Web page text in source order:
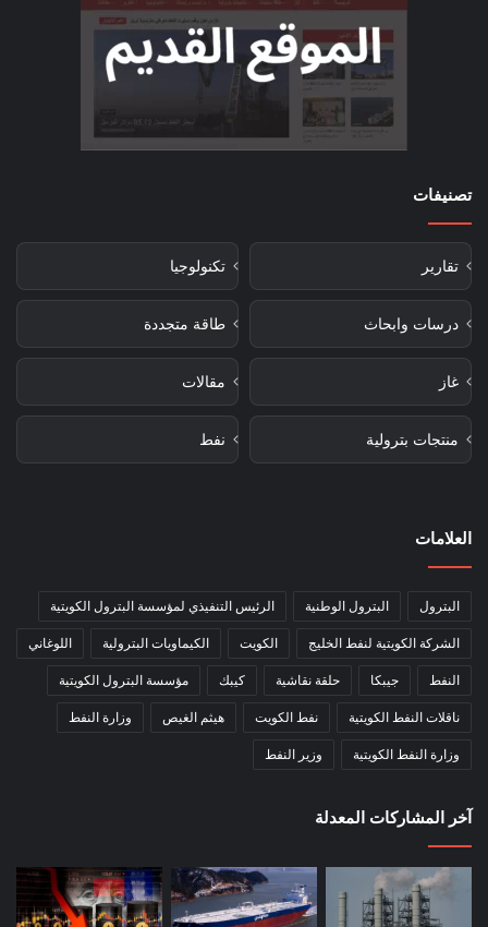
تصنيفات
تقارير تكنولوجيا
درسات وابحاث طاقة متجددة
غاز مقالات
منتجات بترولية نفط
العلامات
البترول البترول الوطنية الرئيس التنفيذي لمؤسسة البترول الكويتية
الشركة الكويتية لنفط الخليج الكويت الكيماويات البترولية اللوغاني
النفط جيبكا حلقة نقاشية كيبك مؤسسة البترول الكويتية
ناقلات النفط الكويتية نفط الكويت هيثم الغيص وزارة النفط
وزارة النفط الكويتية وزير النفط
آخر المشاركات المعدلة